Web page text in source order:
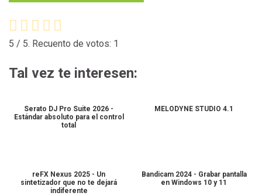
5 / 5. Recuento de votos: 1
Tal vez te interesen:
Serato DJ Pro Suite 2026 -
Estándar absoluto para el control
total
MELODYNE STUDIO 4.1
reFX Nexus 2025 - Un
sintetizador que no te dejará
indiferente
Bandicam 2024 - Grabar pantalla
en Windows 10 y 11